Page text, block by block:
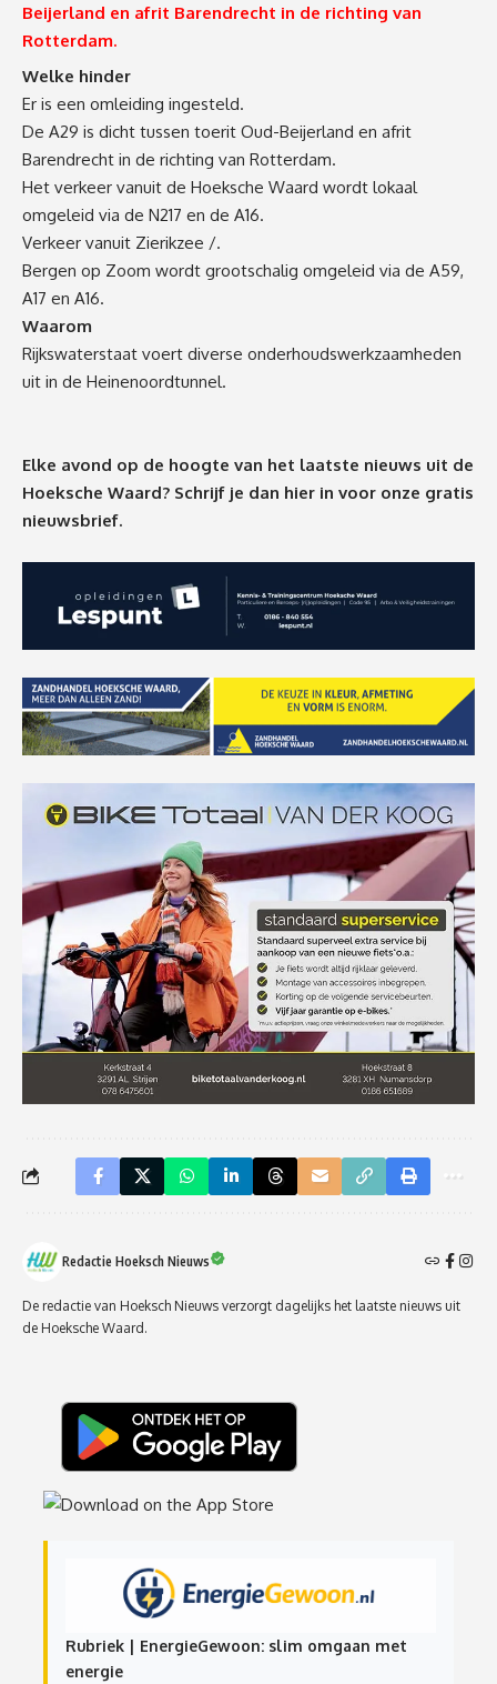
Beijerland en afrit Barendrecht in de richting van
Rotterdam.
Welke hinder
Er is een omleiding ingesteld.
De A29 is dicht tussen toerit Oud-Beijerland en afrit
Barendrecht in de richting van Rotterdam.
Het verkeer vanuit de Hoeksche Waard wordt lokaal
omgeleid via de N217 en de A16.
Verkeer vanuit Zierikzee /.
Bergen op Zoom wordt grootschalig omgeleid via de A59,
A17 en A16.
Waarom
Rijkswaterstaat voert diverse onderhoudswerkzaamheden
uit in de Heinenoordtunnel.
Elke avond op de hoogte van het laatste nieuws uit de
Hoeksche Waard? Schrijf je dan hier in voor onze gratis
nieuwsbrief.
Redactie Hoeksch Nieuws
De redactie van Hoeksch Nieuws verzorgt dagelijks het laatste nieuws uit
de Hoeksche Waard.
Rubriek | EnergieGewoon: slim omgaan met
energie